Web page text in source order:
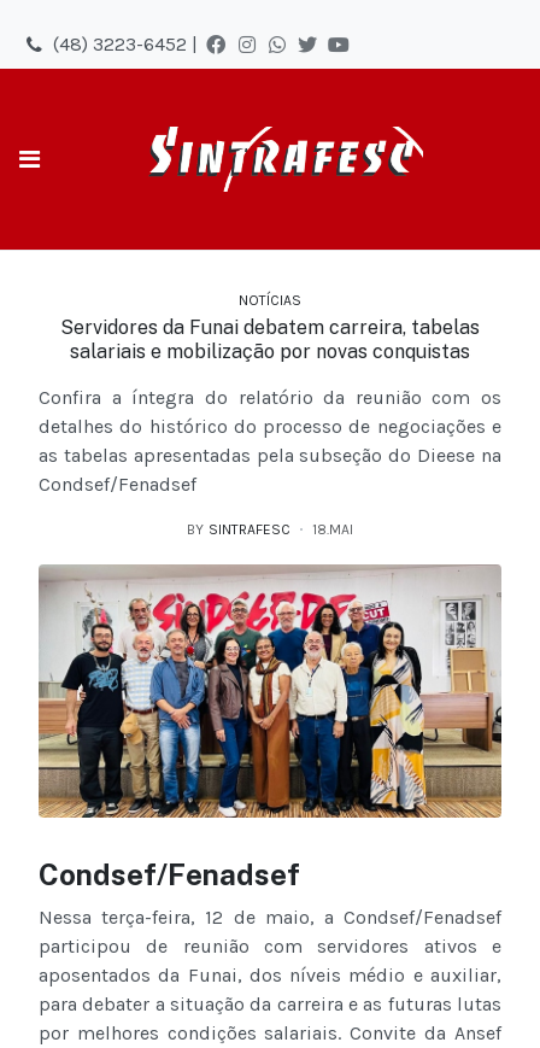
(48) 3223-6452 |
NOTÍCIAS
Servidores da Funai debatem carreira, tabelas
salariais e mobilização por novas conquistas
Confira a íntegra do relatório da reunião com os
detalhes do histórico do processo de negociações e
as tabelas apresentadas pela subseção do Dieese na
Condsef/Fenadsef
BY SINTRAFESC 18.MAI
Condsef/Fenadsef
Nessa terça-feira, 12 de maio, a Condsef/Fenadsef
participou de reunião com servidores ativos e
aposentados da Funai, dos níveis médio e auxiliar,
para debater a situação da carreira e as futuras lutas
por melhores condições salariais. Convite da Ansef